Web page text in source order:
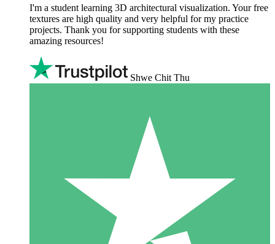
I'm a student learning 3D architectural visualization. Your free
textures are high quality and very helpful for my practice
projects. Thank you for supporting students with these
amazing resources!
Shwe Chit Thu